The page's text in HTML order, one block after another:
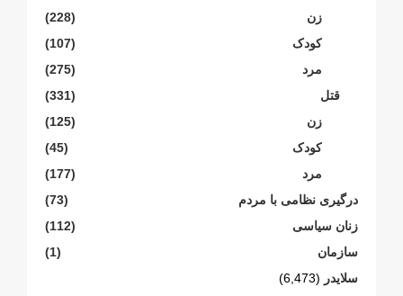
زن
(228)
کودک
(107)
مرد
(275)
قتل
(331)
زن
(125)
کودک
(45)
مرد
(177)
درگیری نظامی با مردم
(73)
زنان سیاسی
(112)
سازمان
(1)
سلایدر (6,473)